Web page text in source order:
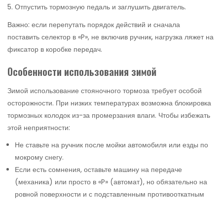
Отпустить тормозную педаль и заглушить двигатель.
Важно: если перепутать порядок действий и сначала
поставить селектор в «P», не включив ручник, нагрузка ляжет на
фиксатор в коробке передач.
Особенности использования зимой
Зимой использование стояночного тормоза требует особой
осторожности. При низких температурах возможна блокировка
тормозных колодок из-за промерзания влаги. Чтобы избежать
этой неприятности:
Не ставьте на ручник после мойки автомобиля или езды по
мокрому снегу.
Если есть сомнения, оставьте машину на передаче
(механика) или просто в «P» (автомат), но обязательно на
ровной поверхности и с подставленным противооткатным